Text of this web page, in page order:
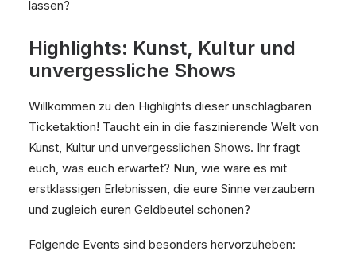
lassen?
Highlights: Kunst, Kultur und
unvergessliche Shows
Willkommen zu den Highlights dieser unschlagbaren
Ticketaktion! Taucht ein in die faszinierende Welt von
Kunst, Kultur und unvergesslichen Shows. Ihr fragt
euch, was euch erwartet? Nun, wie wäre es mit
erstklassigen Erlebnissen, die eure Sinne verzaubern
und zugleich euren Geldbeutel schonen?
Folgende Events sind besonders hervorzuheben: